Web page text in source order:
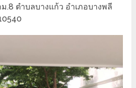
.8 ตำบลบางแก้ว อำเภอบางพลี